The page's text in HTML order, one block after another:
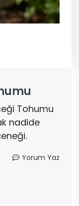
Tohumu
nadide
Yorum Yaz